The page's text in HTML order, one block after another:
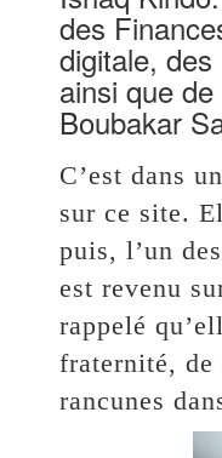
des
digitale,
ainsi que
Boubakar
C’est dans
sur ce site.
puis, l’un
est revenu
rappelé
fraternité, de
rancunes